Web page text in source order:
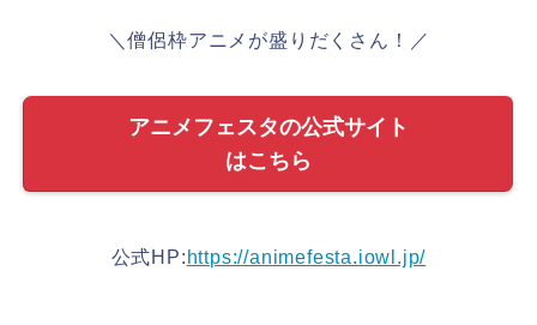
＼僧侶枠アニメが盛りだくさん！／
アニメフェスタの公式サイト
はこちら
公式HP: https://animefesta.iowl.jp/